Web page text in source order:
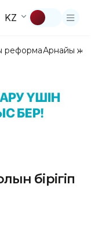
KZ
реформаАрнайы
бірігіп